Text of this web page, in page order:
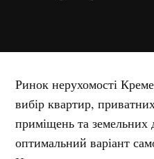
Ринок нерухомості
вибір квартир,
приміщень та земельних
оптимальний варіант